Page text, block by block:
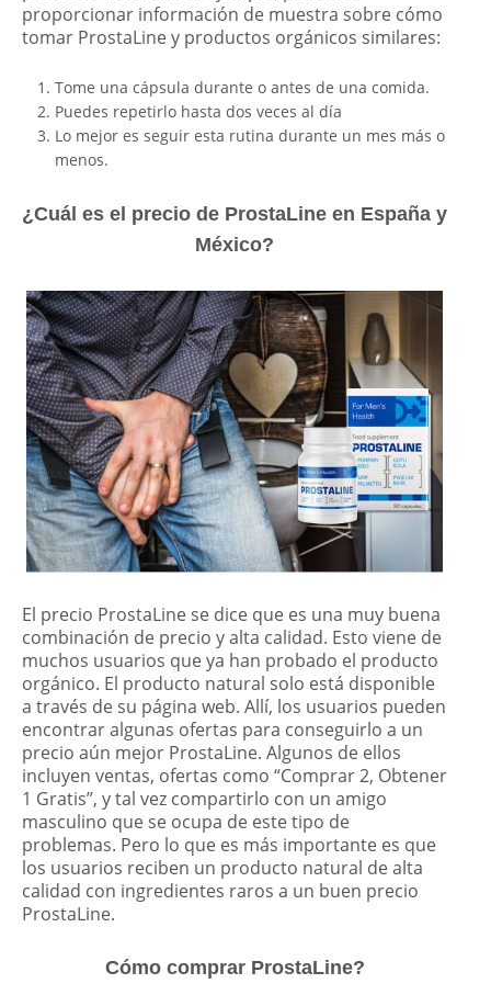
proporcionar información de muestra sobre cómo
tomar ProstaLine y productos orgánicos similares:
Tome una cápsula durante o antes de una comida.
Puedes repetirlo hasta dos veces al día
Lo mejor es seguir esta rutina durante un mes más o
menos.
¿Cuál es el precio de ProstaLine en España y
México?
El precio ProstaLine se dice que es una muy buena
combinación de precio y alta calidad. Esto viene de
muchos usuarios que ya han probado el producto
orgánico. El producto natural solo está disponible
a través de su página web. Allí, los usuarios pueden
encontrar algunas ofertas para conseguirlo a un
precio aún mejor ProstaLine. Algunos de ellos
incluyen ventas, ofertas como “Comprar 2, Obtener
1 Gratis”, y tal vez compartirlo con un amigo
masculino que se ocupa de este tipo de
problemas. Pero lo que es más importante es que
los usuarios reciben un producto natural de alta
calidad con ingredientes raros a un buen precio
ProstaLine.
Cómo comprar ProstaLine?